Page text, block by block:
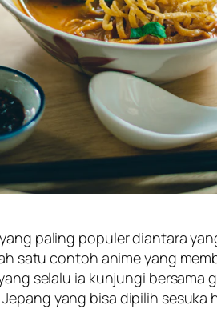
paling populer diantara
satu contoh anime yang
selalu ia kunjungi bersama
Jepang yang bisa dipilih sesuka